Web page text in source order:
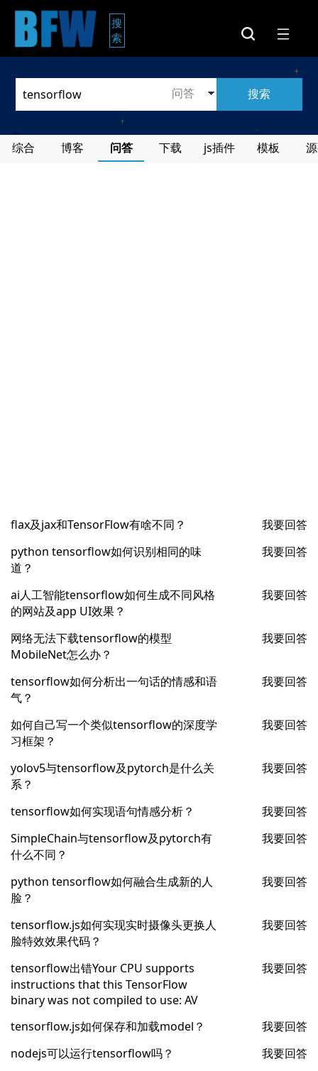
搜
索
搜索
综合 博客 问答 下载 js插件 模板
flax及jax和TensorFlow有啥不同？
我要回答
python tensorflow如何识别相同的味
道？
我要回答
ai人工智能tensorflow如何生成不同风格
的网站及app UI效果？
我要回答
网络无法下载tensorflow的模型
MobileNet怎么办？
我要回答
tensorflow如何分析出一句话的情感和语
气？
我要回答
如何自己写一个类似tensorflow的深度学
习框架？
我要回答
yolov5与tensorflow及pytorch是什么关
系？
我要回答
tensorflow如何实现语句情感分析？
我要回答
SimpleChain与tensorflow及pytorch有
什么不同？
我要回答
python tensorflow如何融合生成新的人
脸？
我要回答
tensorflow.js如何实现实时摄像头更换人
脸特效效果代码？
我要回答
tensorflow出错Your CPU supports
instructions that this TensorFlow
binary was not compiled to use: AV
我要回答
tensorflow.js如何保存和加载model？
我要回答
nodejs可以运行tensorflow吗？
我要回答